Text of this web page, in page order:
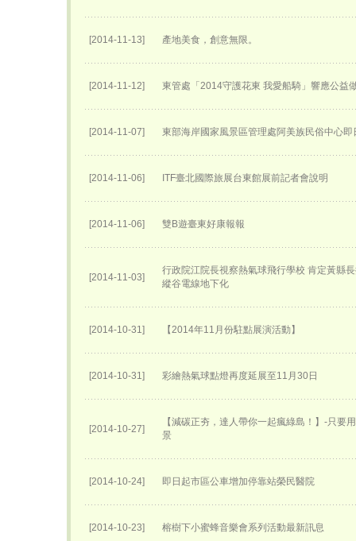
[2014-11-13] 產地美食，創意無限。
[2014-11-12] 東管處「2014守護花東 我愛船騎」響應公益
[2014-11-07] 東部海岸國家風景區管理處阿美族民俗中心
[2014-11-06] ITF臺北國際旅展台東館展前記者會說明
[2014-11-06] 雙B遊臺東好康報報
[2014-11-03]
行政院江院長視察熱氣球飛行學校 肯定黃縣
縱谷電線地下化
[2014-10-31] 【2014年11月份駐點展演活動】
[2014-10-31] 彩繪熱氣球點燈再度延展至11月30日
[2014-10-27]
【減碳正夯，達人帶你一起瘋綠島！】-只要
景
[2014-10-24] 即日起市區公車增加停靠站榮民醫院
[2014-10-23] 榕樹下小蜜蜂音樂會系列活動最新訊息